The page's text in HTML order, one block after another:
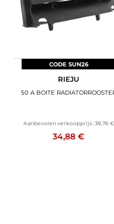
CODE SUN26
RIEJU
50 A BOITE
Aanbevolen verkoopprijs: 38,76 €
34,88 €